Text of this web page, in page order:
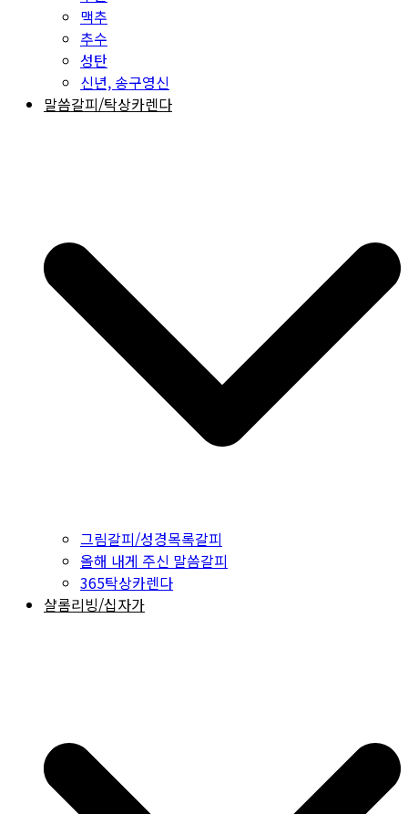
맥추
추수
성탄
신년, 송구영신
말씀갈피/탁상카렌다
그림갈피/성경목록갈피
올해 내게 주신 말씀갈피
365탁상카렌다
샬롬리빙/십자가